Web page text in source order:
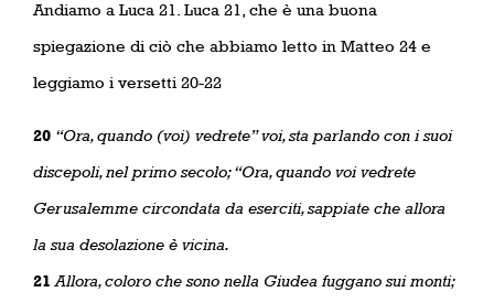
Andiamo a Luca 21. Luca 21, che è una buona
spiegazione di ciò che abbiamo letto in Matteo 24 e
leggiamo i versetti 20-22
20 “Ora, quando (voi) vedrete” voi, sta parlando con i suoi
discepoli, nel primo secolo; “Ora, quando voi vedrete
Gerusalemme circondata da eserciti, sappiate che allora
la sua desolazione è vicina.
21 Allora, coloro che sono nella Giudea fuggano sui monti;